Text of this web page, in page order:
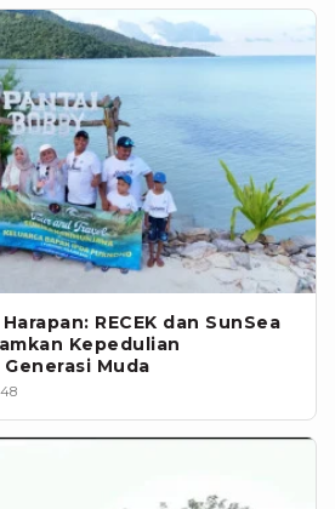
RECEK dan SunSea
Kepedulian
Muda